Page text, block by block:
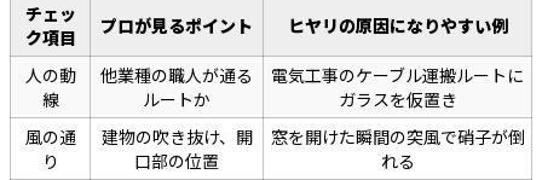
チェッ
ク項目
プロが見るポイント ヒヤリの原因になりやすい例
人の動
線
他業種の職人が通る
ルートか
電気工事のケーブル運搬ルートに
ガラスを仮置き
風の通
り
建物の吹き抜け、開
口部の位置
窓を開けた瞬間の突風で硝子が倒
れる